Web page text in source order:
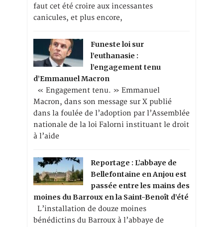
faut cet été croire aux incessantes
canicules, et plus encore,
Funeste loi sur
l’euthanasie :
l’engagement tenu
d’Emmanuel Macron
« Engagement tenu. » Emmanuel
Macron, dans son message sur X publié
dans la foulée de l’adoption par l’Assemblée
nationale de la loi Falorni instituant le droit
à l’aide
Reportage : L’abbaye de
Bellefontaine en Anjou est
passée entre les mains des
moines du Barroux en la Saint-Benoît d’été
L’installation de douze moines
bénédictins du Barroux à l’abbaye de